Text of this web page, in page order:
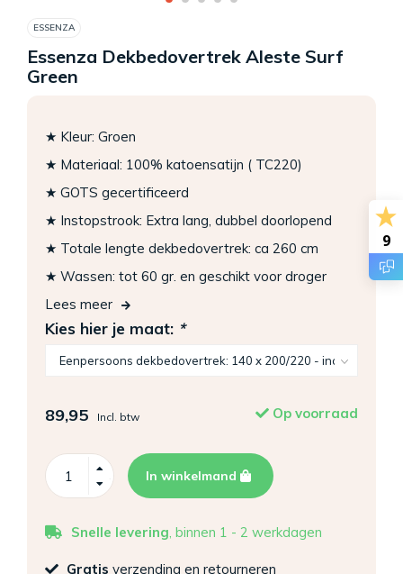
ESSENZA
Essenza Dekbedovertrek Aleste Surf
Green
★ Kleur: Groen
★ Materiaal: 100% katoensatijn ( TC220)
★ GOTS gecertificeerd
★ Instopstrook: Extra lang, dubbel doorlopend
★ Totale lengte dekbedovertrek: ca 260 cm
★ Wassen: tot 60 gr. en geschikt voor droger
Lees meer
Kies hier je maat: *
89,95 Incl. btw Op voorraad
In winkelmand
Snelle levering, binnen 1 - 2 werkdagen
Gratis verzending en retourneren
9